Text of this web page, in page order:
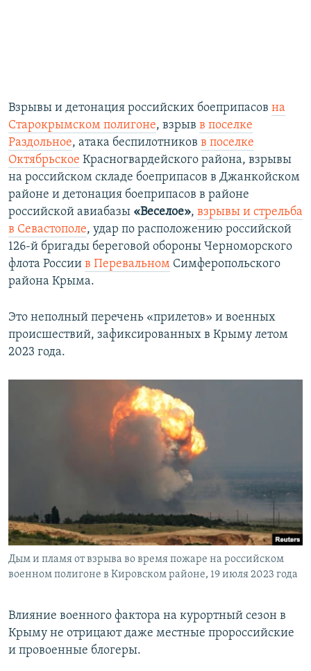
Взрывы и детонация российских боеприпасов на
Старокрымском полигоне, взрыв в поселке
Раздольное, атака беспилотников в поселке
Октябрьское Красногвардейского района, взрывы
на российском складе боеприпасов в Джанкойском
районе и детонация боеприпасов в районе
российской авиабазы «Веселое», взрывы и стрельба
в Севастополе, удар по расположению российской
126-й бригады береговой обороны Черноморского
флота России в Перевальном Симферопольского
района Крыма.
Это неполный перечень «прилетов» и военных
происшествий, зафиксированных в Крыму летом
2023 года.
Дым и пламя от взрыва во время пожаре на российском
военном полигоне в Кировском районе, 19 июля 2023 года
Влияние военного фактора на курортный сезон в
Крыму не отрицают даже местные пророссийские
и провоенные блогеры.